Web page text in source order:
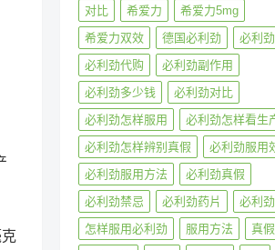
对比
希爱力
希爱力5mg
希爱力双效
德国必利劲
必利劲
必利劲代购
必利劲副作用
必利劲多少钱
必利劲对比
必利劲怎样服用
必利劲怎样看生
必利劲怎样辨别真假
必利劲服用
必利劲服用方法
必利劲真假
必利劲禁忌
必利劲药片
必利
怎样服用必利劲
服用方法
真假